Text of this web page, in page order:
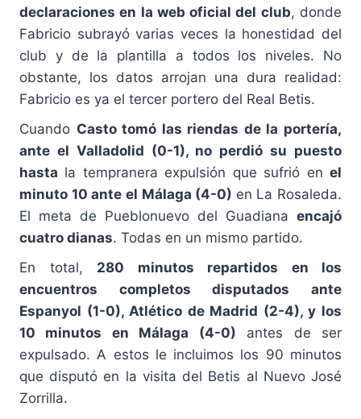
declaraciones en la web oficial del club, donde
Fabricio subrayó varias veces la honestidad del
club y de la plantilla a todos los niveles. No
obstante, los datos arrojan una dura realidad:
Fabricio es ya el tercer portero del Real Betis.
Cuando Casto tomó las riendas de la portería,
ante el Valladolid (0-1), no perdió su puesto
hasta la tempranera expulsión que sufrió en el
minuto 10 ante el Málaga (4-0) en La Rosaleda.
El meta de Pueblonuevo del Guadiana encajó
cuatro dianas. Todas en un mismo partido.
En total, 280 minutos repartidos en los
encuentros completos disputados ante
Espanyol (1-0), Atlético de Madrid (2-4), y los
10 minutos en Málaga (4-0) antes de ser
expulsado. A estos le incluimos los 90 minutos
que disputó en la visita del Betis al Nuevo José
Zorrilla.